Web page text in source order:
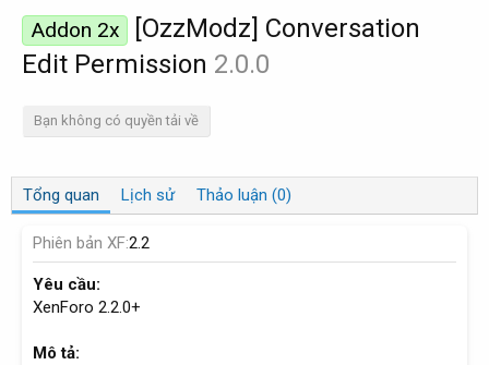
Addon 2x
[OzzModz] Conversation
Edit Permission 2.0.0
Bạn không có quyền tải về
Tổng quan Lịch sử Thảo luận (0)
Phiên bản XF2.2
Yêu cầu:
XenForo 2.2.0+
Mô tả: